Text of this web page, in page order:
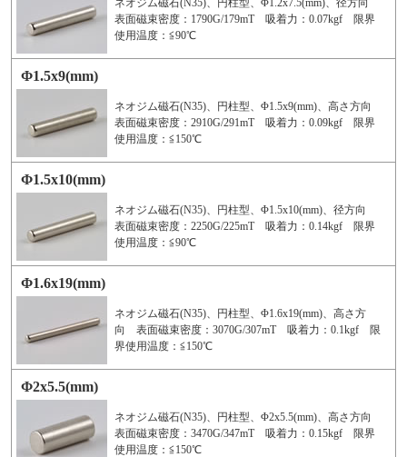
ネオジム磁石(N35)、円柱型、Φ1.2x7.5(mm)、径方向
表面磁束密度：1790G/179mT 吸着力：0.07kgf 限界
使用温度：≦90℃
Φ1.5x9(mm)
ネオジム磁石(N35)、円柱型、Φ1.5x9(mm)、高さ方向
表面磁束密度：2910G/291mT 吸着力：0.09kgf 限界
使用温度：≦150℃
Φ1.5x10(mm)
ネオジム磁石(N35)、円柱型、Φ1.5x10(mm)、径方向
表面磁束密度：2250G/225mT 吸着力：0.14kgf 限界
使用温度：≦90℃
Φ1.6x19(mm)
ネオジム磁石(N35)、円柱型、Φ1.6x19(mm)、高さ方
向 表面磁束密度：3070G/307mT 吸着力：0.1kgf 限
界使用温度：≦150℃
Φ2x5.5(mm)
ネオジム磁石(N35)、円柱型、Φ2x5.5(mm)、高さ方向
表面磁束密度：3470G/347mT 吸着力：0.15kgf 限界
使用温度：≦150℃